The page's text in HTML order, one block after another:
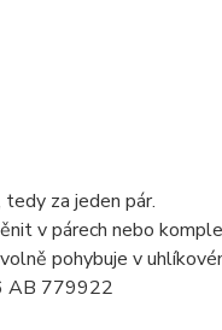
za jeden pár.
v párech nebo
pohybuje v
AB 779922